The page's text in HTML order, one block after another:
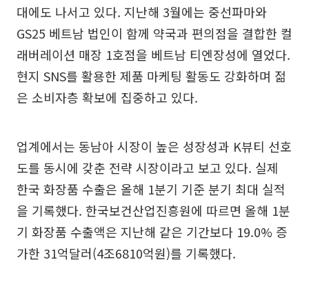
대에도 나서고 있다. 지난해 3월에는 중선파마와
GS25 베트남 법인이 함께 약국과 편의점을 결합한 컬
래버레이션 매장 1호점을 베트남 티엔장성에 열었다.
현지 SNS를 활용한 제품 마케팅 활동도 강화하며 젊
은 소비자층 확보에 집중하고 있다.
업계에서는 동남아 시장이 높은 성장성과 K뷰티 선호
도를 동시에 갖춘 전략 시장이라고 보고 있다. 실제
한국 화장품 수출은 올해 1분기 기준 분기 최대 실적
을 기록했다. 한국보건산업진흥원에 따르면 올해 1분
기 화장품 수출액은 지난해 같은 기간보다 19.0% 증
가한 31억달러(4조6810억원)를 기록했다.